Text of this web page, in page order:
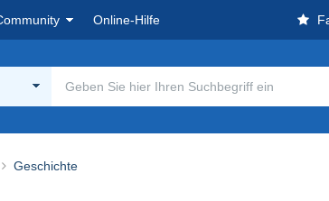
Online-Hilfe
Geschichte